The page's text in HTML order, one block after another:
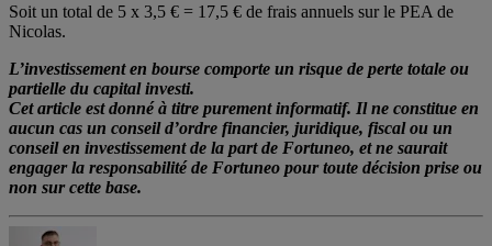
Soit un total de 5 x 3,5 € = 17,5 € de frais annuels sur le PEA de
Nicolas.
L’investissement en bourse comporte un risque de perte totale ou
partielle du capital investi.
Cet article est donné à titre purement informatif. Il ne constitue en
aucun cas un conseil d’ordre financier, juridique, fiscal ou un
conseil en investissement de la part de Fortuneo, et ne saurait
engager la responsabilité de Fortuneo pour toute décision prise ou
non sur cette base.